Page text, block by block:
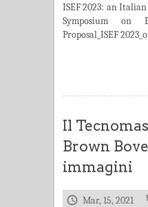
ISEF 2023: an
Symposium on
Proposal_ISEF
Il
Brown
immagini
Mar, 15, 2021